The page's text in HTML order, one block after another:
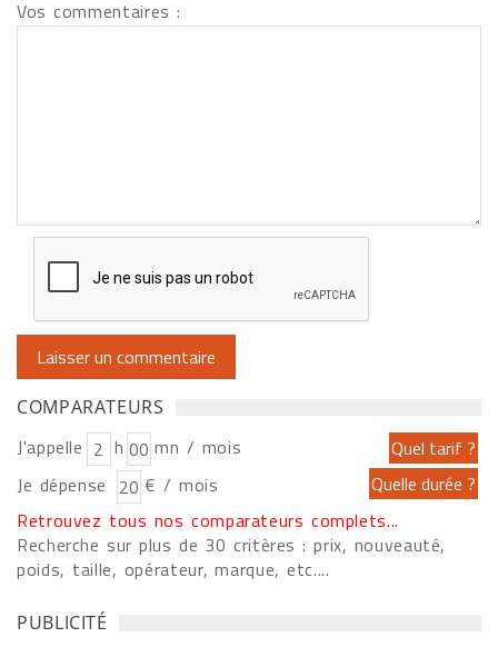
Vos commentaires :
COMPARATEURS
J'appelle h
mn / mois
Je dépense
€ / mois
Retrouvez tous nos comparateurs complets...
Recherche sur plus de 30 critères : prix, nouveauté,
poids, taille, opérateur, marque, etc....
PUBLICITÉ